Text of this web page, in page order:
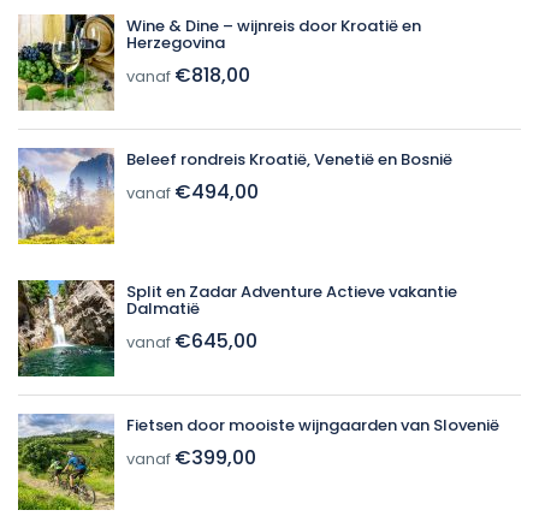
Wine & Dine – wijnreis door Kroatië en
Herzegovina
vanaf €818,00
Beleef rondreis Kroatië, Venetië en Bosnië
vanaf €494,00
Split en Zadar Adventure Actieve vakantie
Dalmatië
vanaf €645,00
Fietsen door mooiste wijngaarden van Slovenië
vanaf €399,00